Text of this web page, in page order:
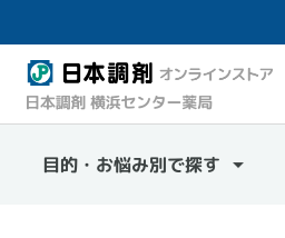
目的・お悩み別で探す